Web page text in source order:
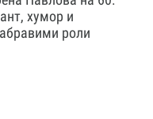
хумор и
роли